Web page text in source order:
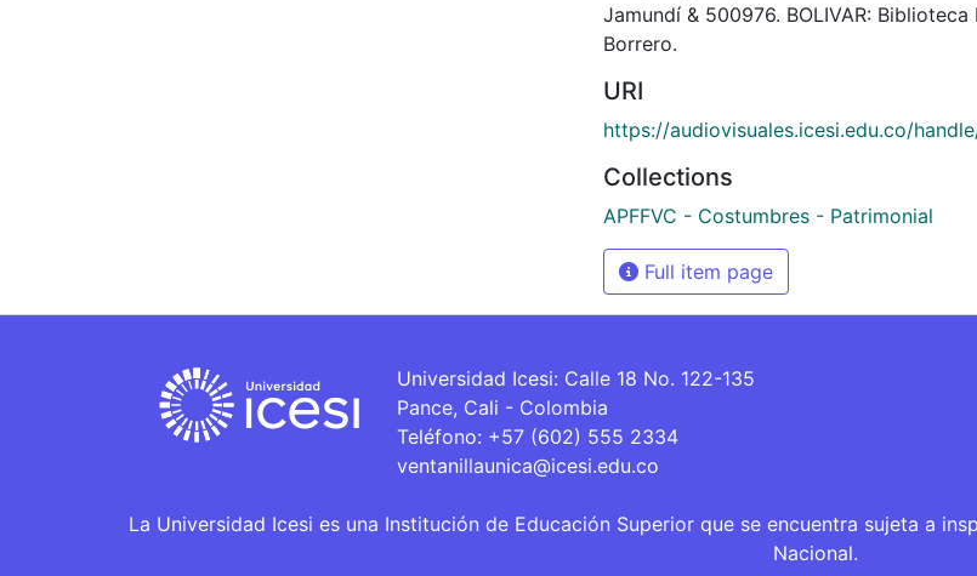
Jamundí & 500976. BOLIVAR:
Borrero.
URI
https://audiovisuales.icesi.edu.co/
Collections
APFFVC - Costumbres - Patrimonial
Full item page
Universidad Icesi: Calle 18 No. 122-135
Pance, Cali - Colombia
Teléfono: +57 (602) 555 2334
ventanillaunica@icesi.edu.co
La Universidad Icesi es una Institución de Educación Superior que se encuentra sujeta a
Nacional.